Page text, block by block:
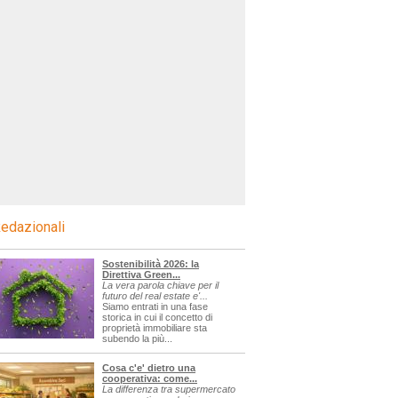
Sostenibilità 2026: la
Direttiva Green...
La vera parola chiave per il
futuro del real estate e'...
Siamo entrati in una fase
storica in cui il concetto di
proprietà immobiliare sta
subendo la più...
Cosa c'e' dietro una
cooperativa: come...
La differenza tra supermercato